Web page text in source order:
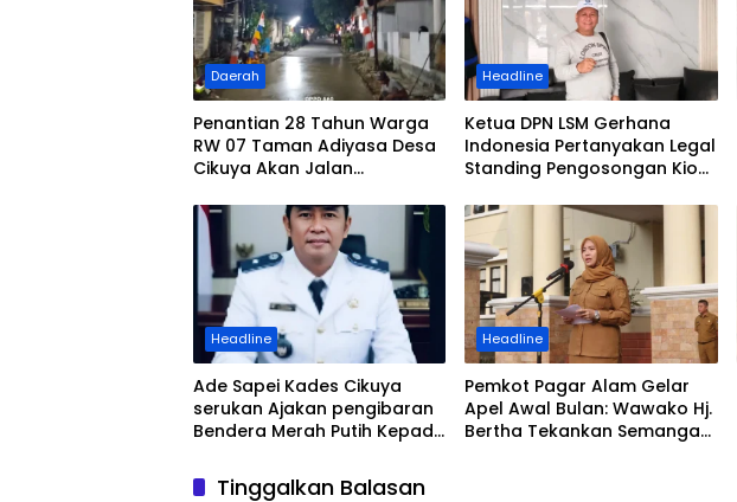
Daerah
Penantian 28 Tahun Warga
RW 07 Taman Adiyasa Desa
Cikuya Akan Jalan
Headline
Ketua DPN LSM Gerhana
Indonesia Pertanyakan Legal
Standing Pengosongan Kios
Tigaraksa
Headline
Ade Sapei Kades Cikuya
serukan Ajakan pengibaran
Bendera Merah Putih Kepada
Perkampungan dan
Headline
Pemkot Pagar Alam Gelar
Apel Awal Bulan: Wawako Hj.
Bertha Tekankan Semangat
Tinggalkan Balasan